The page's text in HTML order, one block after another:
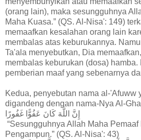
(orang lain), maka sesungguhnya
Maha Kuasa.” (QS. Al-Nisa': 149)
memaafkan kesalahan orang lain
membalas atas keburukannya.
Ta'ala menyebutkan, Dia
membalas keburukan (dosa) hamba.
pemberian maaf yang sebenarnya
Kedua, penyebutan nama al-'Afuww
digandeng dengan nama-Nya Al-
إِنَّ اللَّهَ كَانَ عَفُوًّا غَفُورًا
“Sesungguhnya Allah Maha Pemaaf
Pengampun.” (QS. Al-Nisa': 43)